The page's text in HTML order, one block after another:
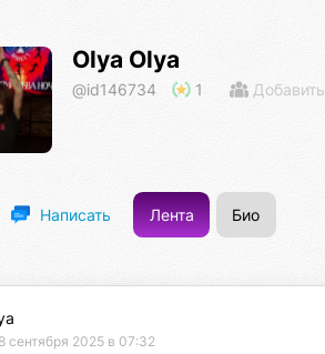
Olya Olya
@id146734 1 Добавить
Написать Лента Био
сентября 2025 в 07:32